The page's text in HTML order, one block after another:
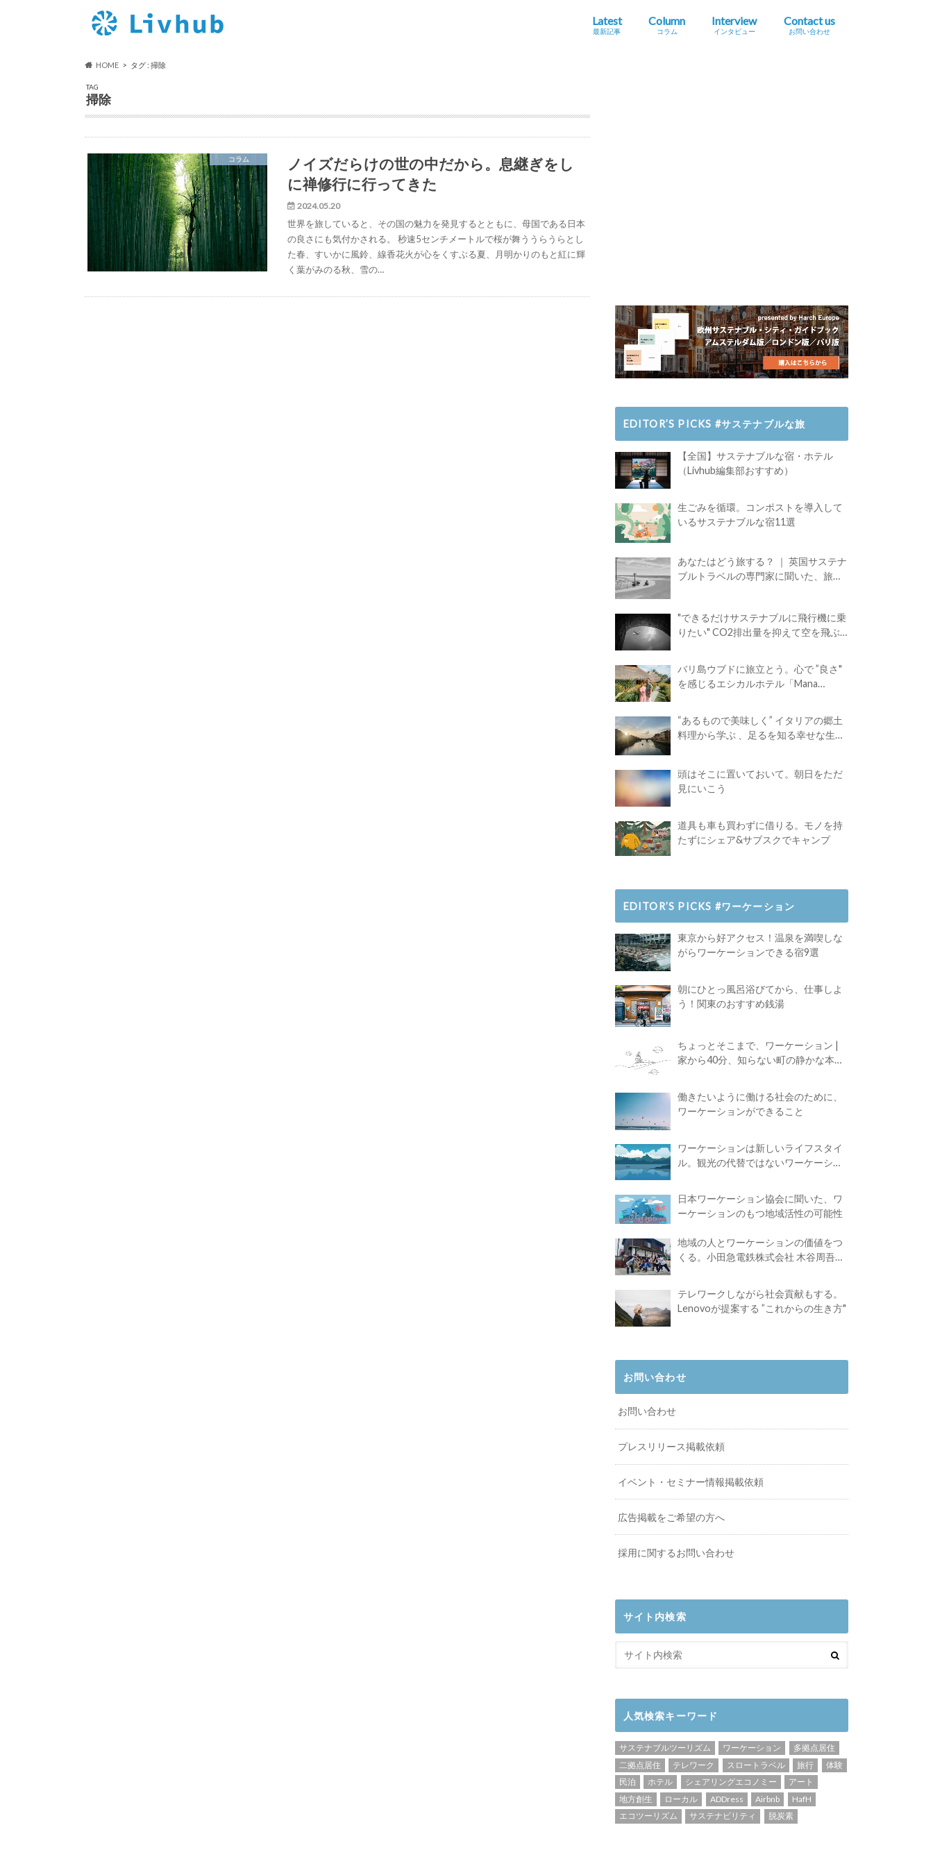
Latest
最新記事
Column
コラム
Interview
インタビュー
Contact us
お問い合わせ
HOME タグ : 掃除
TAG
掃除
コラム
ノイズだらけの世の中だから。息継ぎをし
に禅修行に行ってきた
2024.05.20
世界を旅していると、その国の魅力を発見するとともに、母国である日本
の良さにも気付かされる。 秒速5センチメートルで桜が舞ううらうらとし
た春、すいかに風鈴、線香花火が心をくすぶる夏、月明かりのもと紅に輝
く葉がみのる秋、雪の…
EDITOR’S PICKS #サステナブルな旅
【全国】サステナブルな宿・ホテル
（Livhub編集部おすすめ）
生ごみを循環。コンポストを導入して
いるサステナブルな宿11選
あなたはどう旅する？ ｜ 英国サステナ
ブルトラベルの専門家に聞いた、旅の
"できるだけサステナブルに飛行機に乗
りたい" CO2排出量を抑えて空を飛ぶ
バリ島ウブドに旅立とう。心で ”良さ"
を感じるエシカルホテル「Mana
“あるもので美味しく” イタリアの郷土
料理から学ぶ 、足るを知る幸せな生き
頭はそこに置いておいて。朝日をただ
見にいこう
道具も車も買わずに借りる。モノを持
たずにシェア&サブスクでキャンプ
EDITOR’S PICKS #ワーケーション
東京から好アクセス！温泉を満喫しな
がらワーケーションできる宿9選
朝にひとっ風呂浴びてから、仕事しよ
う！関東のおすすめ銭湯
ちょっとそこまで、ワーケーション |
家から40分、知らない町の静かな本屋
働きたいように働ける社会のために、
ワーケーションができること
ワーケーションは新しいライフスタイ
ル。観光の代替ではないワーケーショ
日本ワーケーション協会に聞いた、ワ
ーケーションのもつ地域活性の可能性
地域の人とワーケーションの価値をつ
くる。小田急電鉄株式会社 木谷周吾さ
テレワークしながら社会貢献もする。
Lenovoが提案する ”これからの生き方"
お問い合わせ
お問い合わせ
プレスリリース掲載依頼
イベント・セミナー情報掲載依頼
広告掲載をご希望の方へ
採用に関するお問い合わせ
サイト内検索
人気検索キーワード
サステナブルツーリズム ワーケーション
多拠点居住
二拠点居住
テレワーク スロートラベル 旅行
体験
民泊
ホテル シェアリングエコノミー
アート
地方創生
ローカル ADDress Airbnb
HafH
エコツーリズム
サステナビリティ 脱炭素